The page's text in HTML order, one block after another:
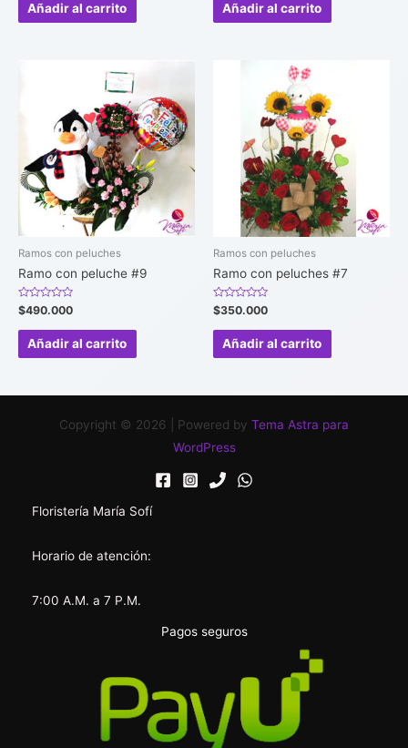
Añadir al carrito Añadir al carrito
Ramos con peluches
Ramo con peluche #9
Valorado
en
0
$490.000
Añadir al carrito
Ramos con peluches
Ramo con peluches #7
Valorado
en
0
$350.000
Añadir al carrito
Copyright © 2026 | Powered by Tema Astra para
WordPress
Floristería María Sofí
Horario de atención:
7:00 A.M. a 7 P.M.
Pagos seguros